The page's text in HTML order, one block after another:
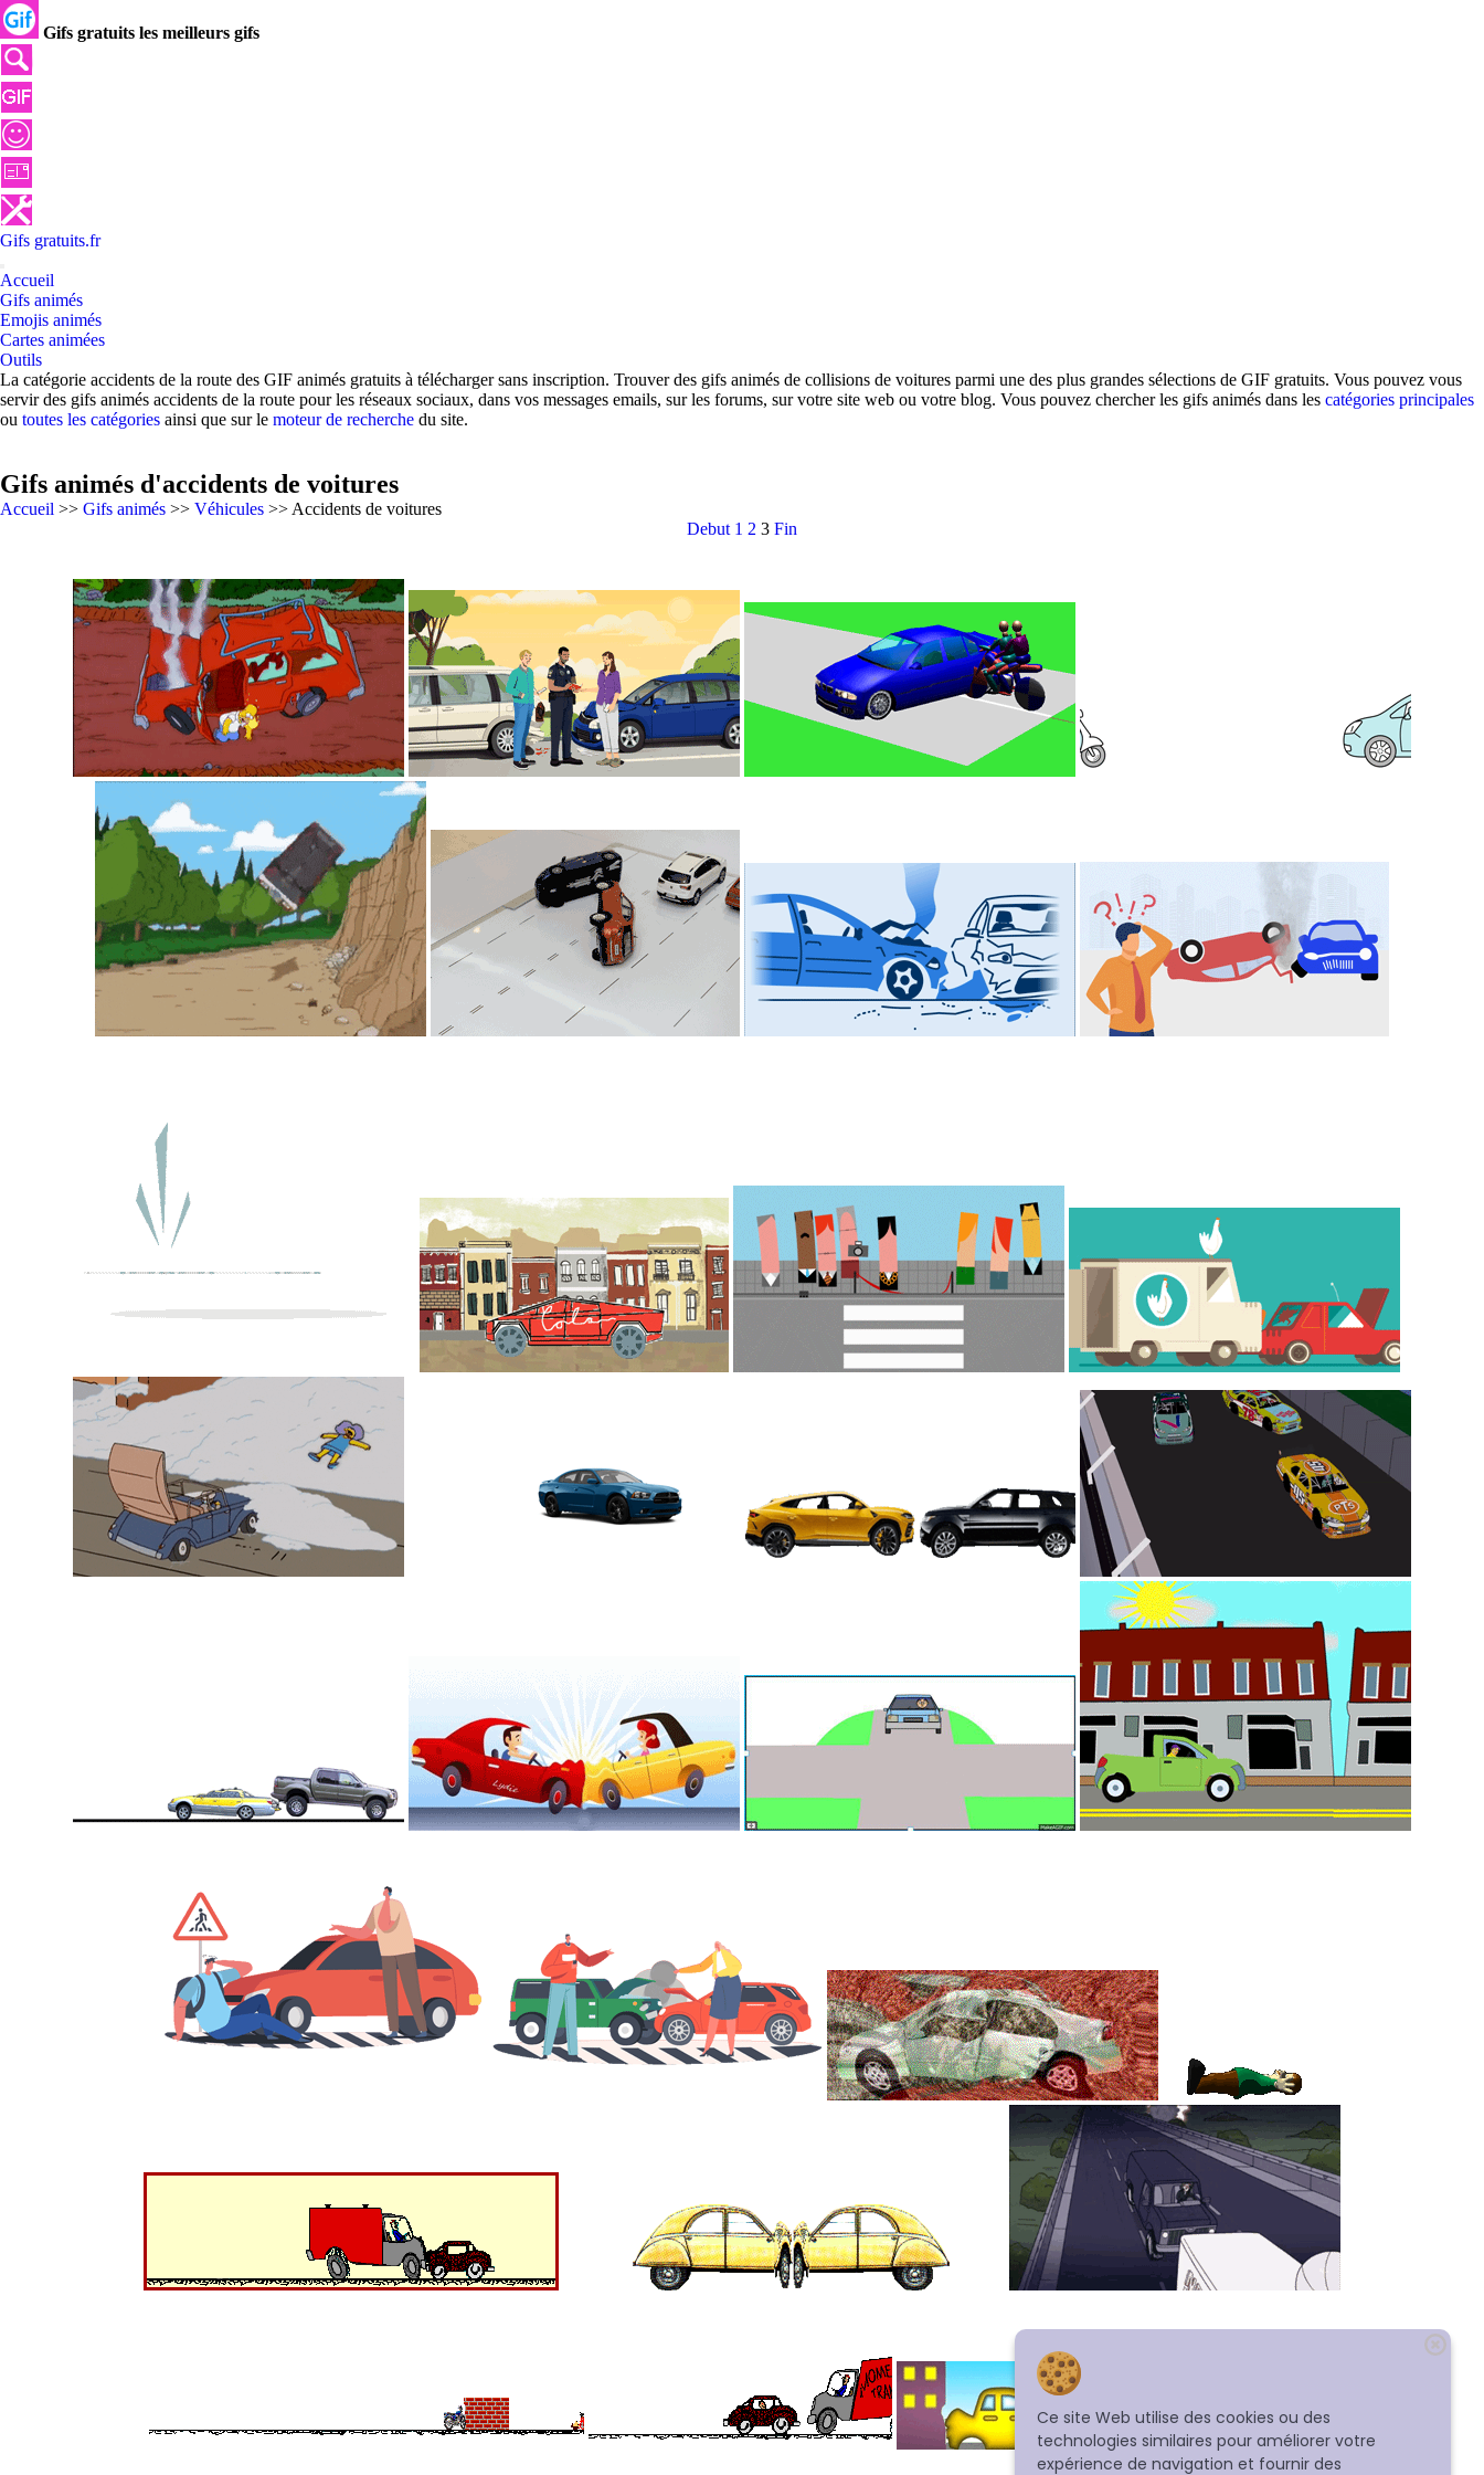
Gifs gratuits les meilleurs gifs
Gifs gratuits.fr
Accueil
Gifs animés
Emojis animés
Cartes animées
Outils
La catégorie accidents de la route des GIF animés gratuits à télécharger sans inscription. Trouver des gifs animés de collisions de voitures parmi une des plus grandes sélections de GIF gratuits. Vous pouvez vous
servir des gifs animés accidents de la route pour les réseaux sociaux, dans vos messages emails, sur les forums, sur votre site web ou votre blog. Vous pouvez chercher les gifs animés dans les catégories principales
ou toutes les catégories ainsi que sur le moteur de recherche du site.
Gifs animés d'accidents de voitures
Accueil >> Gifs animés >> Véhicules >> Accidents de voitures
Debut 1 2 3 Fin
Ce site Web utilise des cookies ou des
technologies similaires pour améliorer votre
expérience de navigation et fournir des